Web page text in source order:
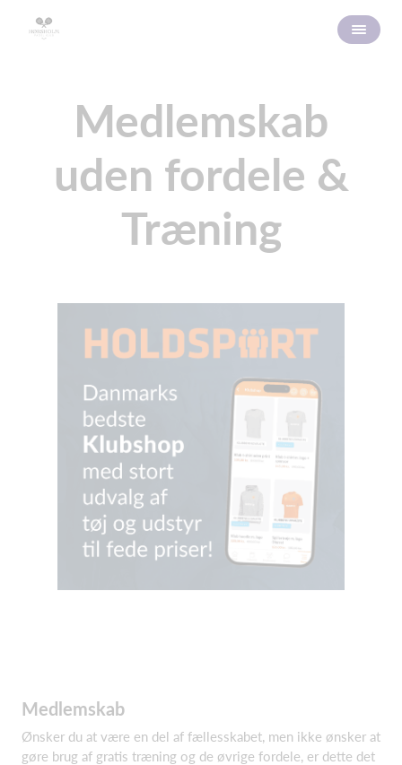
Medlemskab
uden fordele &
Træning
Medlemskab
Ønsker du at være en del af fællesskabet, men ikke ønsker at
gøre brug af gratis træning og de øvrige fordele, er dette det